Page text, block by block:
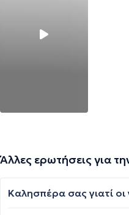
Άλλες ερωτήσεις για